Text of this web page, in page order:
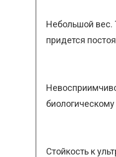
Небольшой вес.
придется
Стойкость к